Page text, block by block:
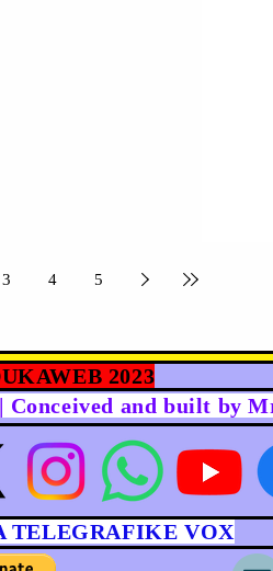
3 4 5
2023
and built by
TELEGRAFIKE VOX